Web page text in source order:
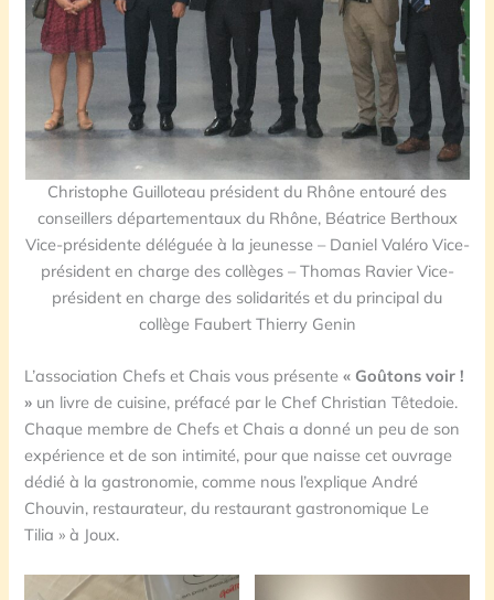
Christophe Guilloteau président du Rhône entouré des
conseillers départementaux du Rhône, Béatrice Berthoux
Vice-présidente déléguée à la jeunesse – Daniel Valéro Vice-
président en charge des collèges – Thomas Ravier Vice-
président en charge des solidarités et du principal du
collège Faubert Thierry Genin
L’association Chefs et Chais vous présente« Goûtons voir !
» un livre de cuisine, préfacé par le Chef Christian Têtedoie.
Chaque membre de Chefs et Chais a donné un peu de son
expérience et de son intimité, pour que naisse cet ouvrage
dédié à la gastronomie, comme nous l’explique André
Chouvin, restaurateur, du restaurant gastronomique Le
Tilia » à Joux.